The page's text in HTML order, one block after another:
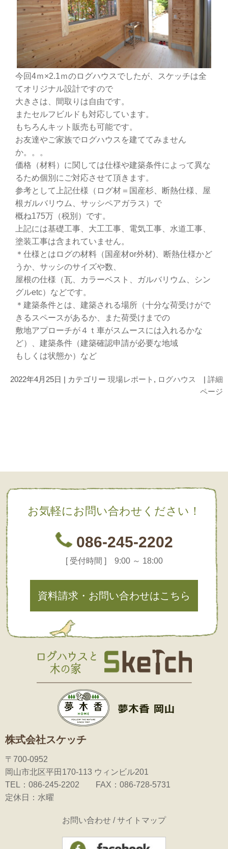
今回4ｍ×2.1ｍのログハウスでしたが、スケッチは全
てオリジナル設計ですので
大きさは、間取りは自由です。
またセルフビルドも対応しています。
もちろんキット販売も可能です。
お友達やご家族でログハウスを建ててみません
か。。。
価格（材料）に関しては仕様や建築条件によって異な
るため個別にご対応させて頂きます。
参考として上記仕様（ログ材＝国産杉、断熱仕様、屋
根ガルバリウム、サッシペアガラス）で
概ね175万（税別）です。
上記には基礎工事、大工工事、電気工事、水道工事、
塗装工事は含まれていません。
＊仕様とはログの材料（国産材or外材)、断熱仕様かど
うか、サッシのサイズや数、
屋根の仕様（瓦、カラーベスト、ガルバリウム、シン
グルetc）などです。
＊建築条件とは、建築される場所（十分な荷受けがで
きるスペースがあるか、また荷受けまでの
敷地アプローチが４ｔ車がスムースには入れるかな
ど）、建築条件（建築確認申請が必要な地域
もしくは状態か）など
2022年4月25日 | カテゴリー 現場レポート , ログハウス | 詳細
ページ
お気軽にお問い合わせください！
086-245-2202
[ 受付時間 ] 9:00 ～ 18:00
資料請求・お問い合わせはこちら
株式会社スケッチ
〒700-0952
岡山市北区平田170-113 ウィンビル201
TEL：086-245-2202 FAX：086-728-5731
定休日：水曜
お問い合わせ /サイトマップ